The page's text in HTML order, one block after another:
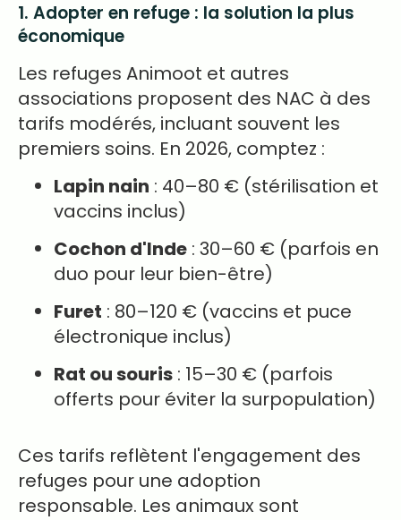
1. Adopter en refuge : la solution la plus
économique
Les refuges Animoot et autres
associations proposent des NAC à des
tarifs modérés, incluant souvent les
premiers soins. En 2026, comptez :
Lapin nain : 40–80 € (stérilisation et
vaccins inclus)
Cochon d'Inde : 30–60 € (parfois en
duo pour leur bien-être)
Furet : 80–120 € (vaccins et puce
électronique inclus)
Rat ou souris : 15–30 € (parfois
offerts pour éviter la surpopulation)
Ces tarifs reflètent l'engagement des
refuges pour une adoption
responsable. Les animaux sont